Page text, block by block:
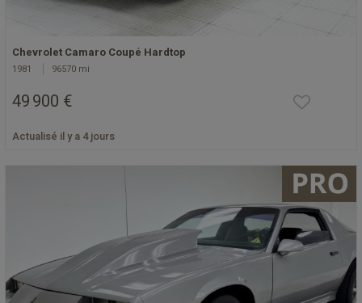
Chevrolet Camaro Coupé Hardtop
1981 96570 mi
49 900 €
Actualisé il y a 4 jours